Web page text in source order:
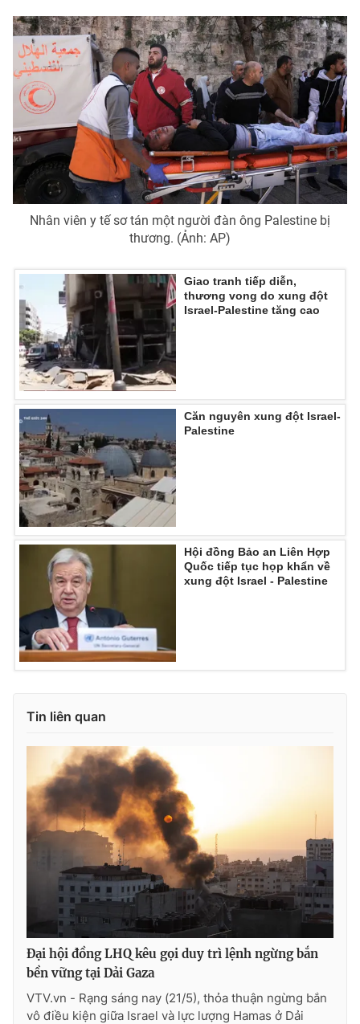
Nhân viên y tế sơ tán một người đàn ông Palestine bị
thương. (Ảnh: AP)
Giao tranh tiếp diễn,
thương vong do xung đột
Israel-Palestine tăng cao
Căn nguyên xung đột Israel-
Palestine
Hội đồng Bảo an Liên Hợp
Quốc tiếp tục họp khẩn về
xung đột Israel - Palestine
Tin liên quan
Đại hội đồng LHQ kêu gọi duy trì lệnh ngừng bắn
bền vững tại Dải Gaza
VTV.vn - Rạng sáng nay (21/5), thỏa thuận ngừng bắn
vô điều kiện giữa Israel và lực lượng Hamas ở Dải